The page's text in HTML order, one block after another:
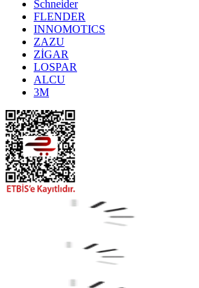
Schneider
FLENDER
INNOMOTICS
ZAZU
ZİGAR
LOSPAR
ALCU
3M